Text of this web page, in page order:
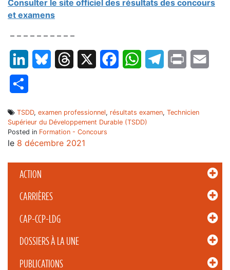
ACTION
CARRIÈRES
CAP-CCP-LDG
DOSSIERS À LA UNE
PUBLICATIONS
Consulter le site officiel des résultats des concours
et examens
– – – – – – – – – –
LinkedInBluesky Threads FacebookWhatsAppTelegram
Print
TSDD, examen professionnel, résultats examen, Technicien
Supérieur du Développement Durable (TSDD)
Posted in Formation - Concours
le 8 décembre 2021